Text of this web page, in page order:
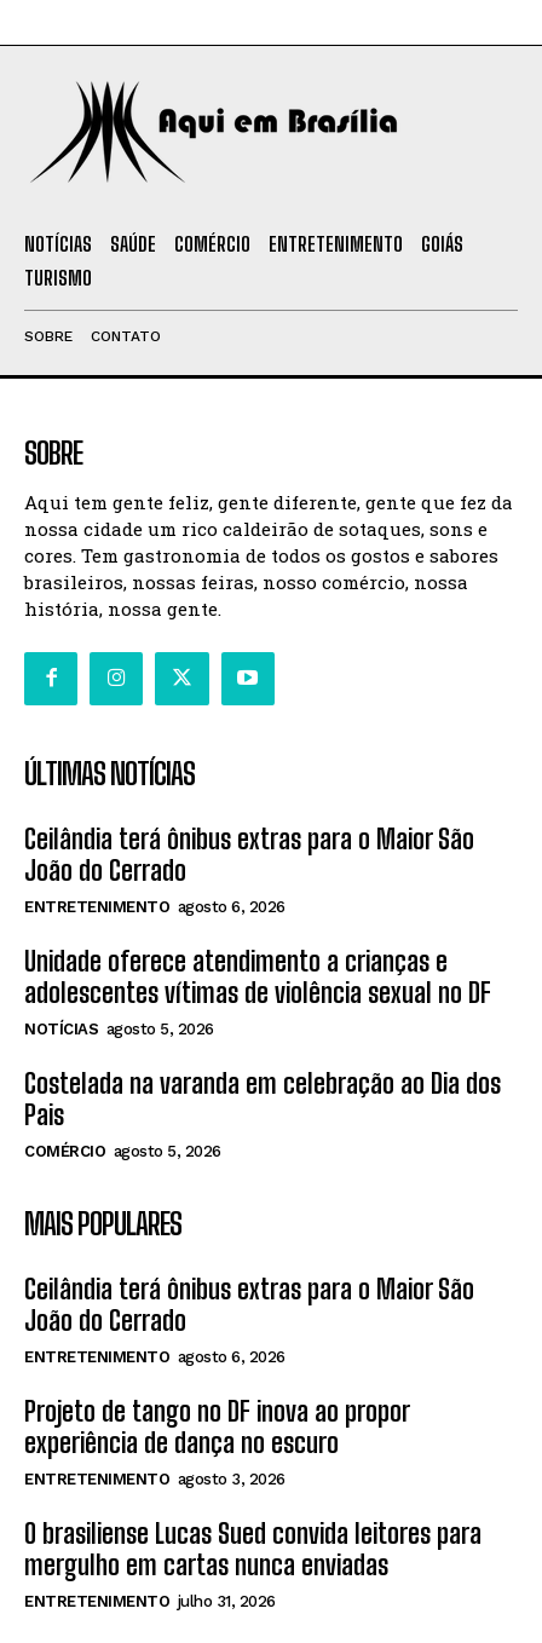
NOTÍCIAS SAÚDE COMÉRCIO ENTRETENIMENTO
GOIÁS
TURISMO
SOBRE CONTATO
SOBRE
Aqui tem gente feliz, gente diferente, gente que fez da
nossa cidade um rico caldeirão de sotaques, sons e
cores. Tem gastronomia de todos os gostos e sabores
brasileiros, nossas feiras, nosso comércio, nossa
história, nossa gente.
ÚLTIMAS NOTÍCIAS
Ceilândia terá ônibus extras para o Maior São
João do Cerrado
ENTRETENIMENTO agosto 6, 2026
Unidade oferece atendimento a crianças e
adolescentes vítimas de violência sexual no DF
NOTÍCIAS agosto 5, 2026
Costelada na varanda em celebração ao Dia dos
Pais
COMÉRCIO agosto 5, 2026
MAIS POPULARES
Ceilândia terá ônibus extras para o Maior São
João do Cerrado
ENTRETENIMENTO agosto 6, 2026
Projeto de tango no DF inova ao propor
experiência de dança no escuro
ENTRETENIMENTO agosto 3, 2026
O brasiliense Lucas Sued convida leitores para
mergulho em cartas nunca enviadas
ENTRETENIMENTO julho 31, 2026